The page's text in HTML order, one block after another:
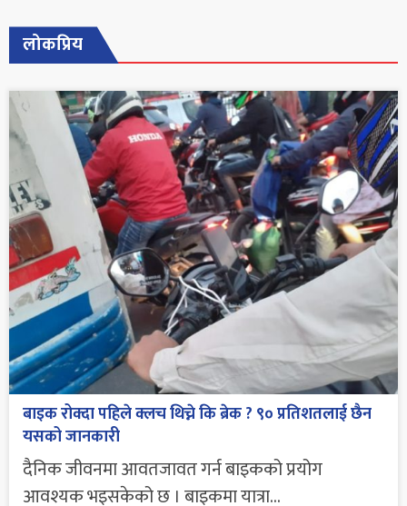
लोकप्रिय
बाइक रोक्दा पहिले क्लच थिच्ने कि ब्रेक ? ९० प्रतिशतलाई छैन
यसको जानकारी
दैनिक जीवनमा आवतजावत गर्न बाइकको प्रयोग
आवश्यक भइसकेको छ । बाइकमा यात्रा...